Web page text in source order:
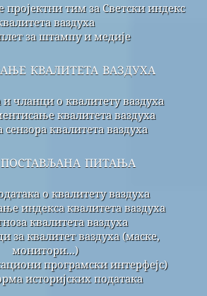
пројектни тим за Светски индекс
ваздуха
за штампу и медије
квалитета ваздуха
и чланци о квалитету ваздуха
квалитета ваздуха
сензора квалитета ваздуха
питања
о квалитету ваздуха
индекса квалитета ваздуха
квалитета ваздуха
за квалитет ваздуха (маске,
монитори...)
програмски интерфејс)
историјских података